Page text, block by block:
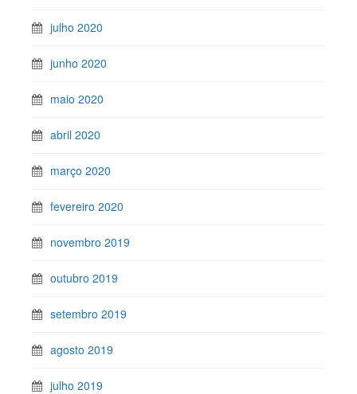
julho 2020
junho 2020
maio 2020
abril 2020
março 2020
fevereiro 2020
novembro 2019
outubro 2019
setembro 2019
agosto 2019
julho 2019